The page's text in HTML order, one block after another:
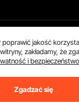
jakość
zakładamy, że
i
Zgadzać się